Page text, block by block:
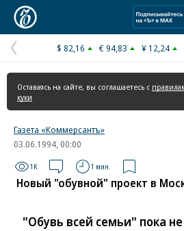
Предыдущая
страница
$ 82,16 € 94,83 ¥ 12,24
Оставаясь на сайте, вы соглашаетесь с
куки
Газета «Коммерсантъ»
03.06.1994, 00:00
1K 1 мин.
Новый "обувной" проект в
"Обувь всей семьи" пока